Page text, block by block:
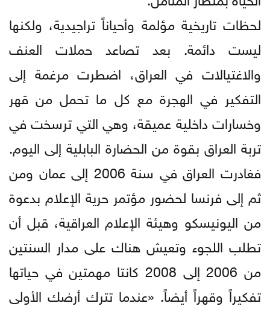
لحظات تاريخية مؤلمة وأحياناً تراجيدية، ولكنها
ليست دائمة. بعد تصاعد حملات العنف
والاغتيالات في العراق، اضطرت مرغمة إلى
التفكير في الهجرة مع كل ما تحمل من قهر
وخسارات داخلية عميقة، وهي التي ترسخت في
تربة العراق بقوة من الحضارة البابلية إلى اليوم.
فغادرت العراق في سنة 2006 إلى عمان ومن
ثم إلى فرنسا لحضور مؤتمر حرية الإعلام بدعوة
من اليونيسكو وهيئة الإعلام العراقية، قبل أن
تطلب اللجوء وتعيش هناك على مدار السنتين
من 2006 إلى 2008 كانتا مهمتين في حياتها
تفكيراً وقهراً أيضاً. «عندما تترك أرضك الأولى